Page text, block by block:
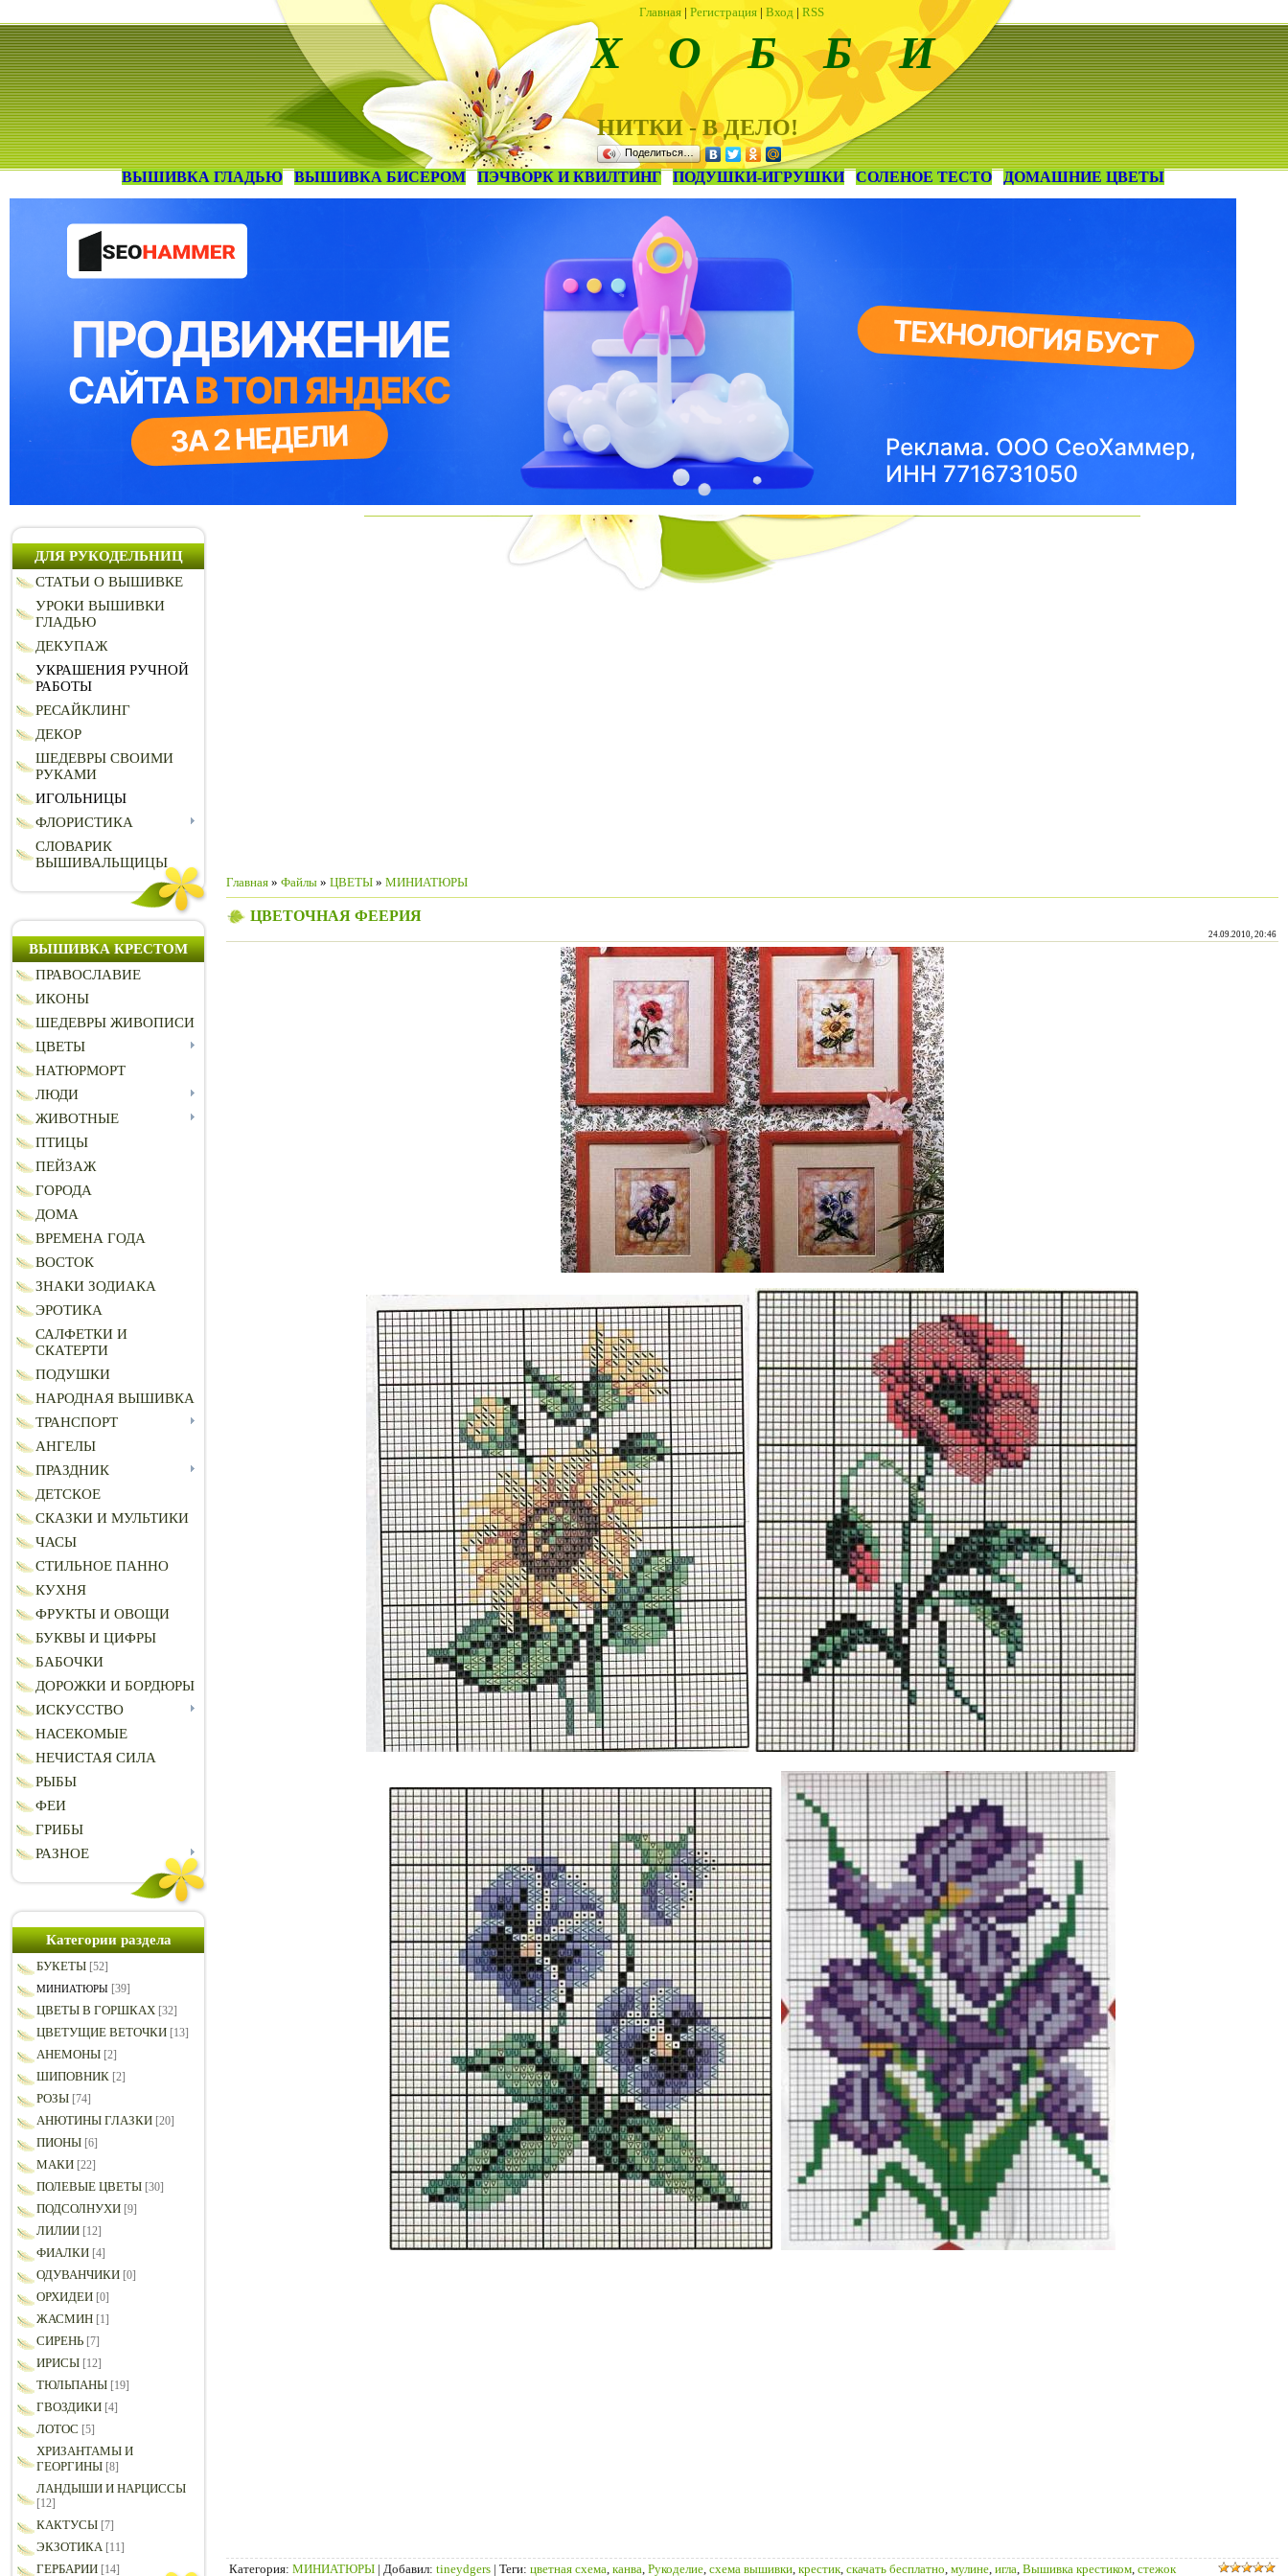
Главная | Регистрация | Вход | RSS
Х О Б Б И
НИТКИ - В ДЕЛО!
Поделиться…
ВЫШИВКА ГЛАДЬЮ ВЫШИВКА БИСЕРОМ ПЭЧВОРК И КВИЛТИНГ ПОДУШКИ-ИГРУШКИ СОЛЕНОЕ ТЕСТО ДОМАШНИЕ ЦВЕТЫ
ДЛЯ РУКОДЕЛЬНИЦ
СТАТЬИ О ВЫШИВКЕ
УРОКИ ВЫШИВКИ
ГЛАДЬЮ
ДЕКУПАЖ
УКРАШЕНИЯ РУЧНОЙ
РАБОТЫ
РЕСАЙКЛИНГ
ДЕКОР
ШЕДЕВРЫ СВОИМИ
РУКАМИ
ИГОЛЬНИЦЫ
ФЛОРИСТИКА
СЛОВАРИК
ВЫШИВАЛЬЩИЦЫ
ВЫШИВКА КРЕСТОМ
ПРАВОСЛАВИЕ
ИКОНЫ
ШЕДЕВРЫ ЖИВОПИСИ
ЦВЕТЫ
НАТЮРМОРТ
ЛЮДИ
ЖИВОТНЫЕ
ПТИЦЫ
ПЕЙЗАЖ
ГОРОДА
ДОМА
ВРЕМЕНА ГОДА
ВОСТОК
ЗНАКИ ЗОДИАКА
ЭРОТИКА
САЛФЕТКИ И
СКАТЕРТИ
ПОДУШКИ
НАРОДНАЯ ВЫШИВКА
ТРАНСПОРТ
АНГЕЛЫ
ПРАЗДНИК
ДЕТСКОЕ
СКАЗКИ И МУЛЬТИКИ
ЧАСЫ
СТИЛЬНОЕ ПАННО
КУХНЯ
ФРУКТЫ И ОВОЩИ
БУКВЫ И ЦИФРЫ
БАБОЧКИ
ДОРОЖКИ И БОРДЮРЫ
ИСКУССТВО
НАСЕКОМЫЕ
НЕЧИСТАЯ СИЛА
РЫБЫ
ФЕИ
ГРИБЫ
РАЗНОЕ
Категории раздела
БУКЕТЫ [52]
МИНИАТЮРЫ [39]
ЦВЕТЫ В ГОРШКАХ [32]
ЦВЕТУЩИЕ ВЕТОЧКИ [13]
АНЕМОНЫ [2]
ШИПОВНИК [2]
РОЗЫ [74]
АНЮТИНЫ ГЛАЗКИ [20]
ПИОНЫ [6]
МАКИ [22]
ПОЛЕВЫЕ ЦВЕТЫ [30]
ПОДСОЛНУХИ [9]
ЛИЛИИ [12]
ФИАЛКИ [4]
ОДУВАНЧИКИ [0]
ОРХИДЕИ [0]
ЖАСМИН [1]
СИРЕНЬ [7]
ИРИСЫ [12]
ТЮЛЬПАНЫ [19]
ГВОЗДИКИ [4]
ЛОТОС [5]
ХРИЗАНТАМЫ И
ГЕОРГИНЫ [8]
ЛАНДЫШИ И НАРЦИССЫ
[12]
КАКТУСЫ [7]
ЭКЗОТИКА [11]
ГЕРБАРИИ [14]
Главная » Файлы » ЦВЕТЫ » МИНИАТЮРЫ
ЦВЕТОЧНАЯ ФЕЕРИЯ
24.09.2010, 20:46
Категория: МИНИАТЮРЫ | Добавил: tineydgers | Теги: цветная схема канва Рукоделие схема вышивки крестик скачать бесплатно мулине игла Вышивка крестиком стежок